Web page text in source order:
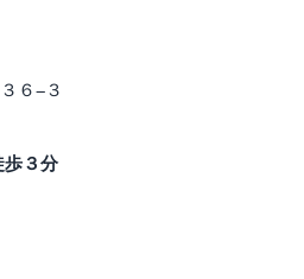
６−３
３分